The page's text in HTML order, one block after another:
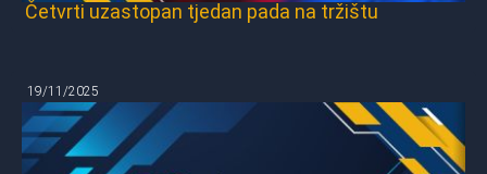
Četvrti uzastopan tjedan pada na tržištu
19/11/2025